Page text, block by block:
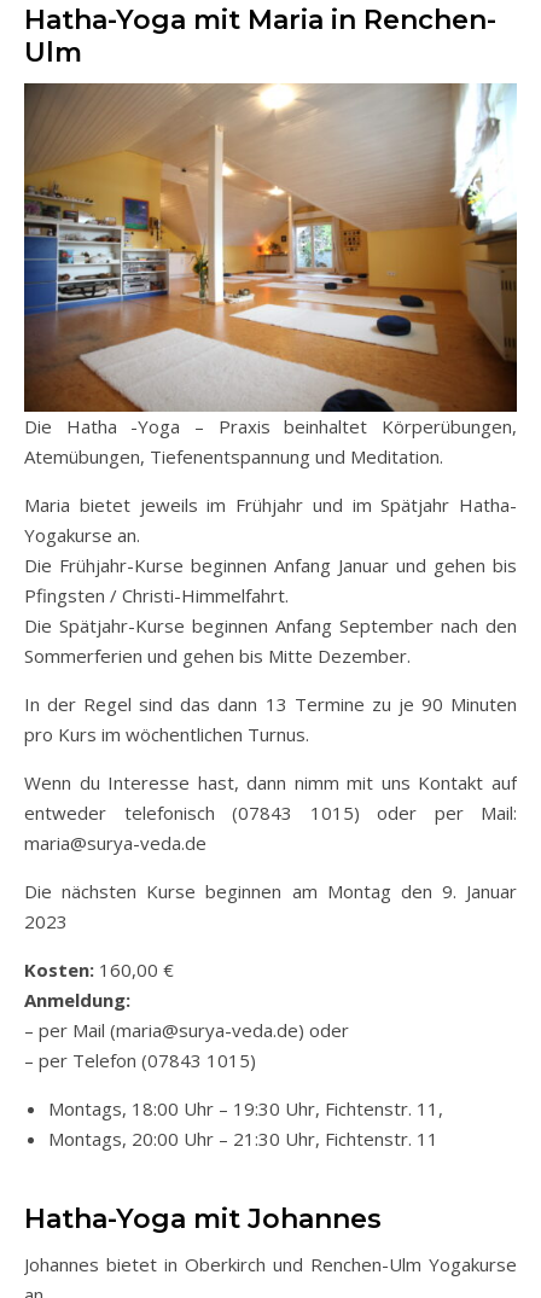
Hatha-Yoga mit Maria in Renchen-
Ulm
Die Hatha -Yoga – Praxis beinhaltet Körperübungen,
Atemübungen, Tiefenentspannung und Meditation.
Maria bietet jeweils im Frühjahr und im Spätjahr Hatha-
Yogakurse an.
Die Frühjahr-Kurse beginnen Anfang Januar und gehen bis
Pfingsten / Christi-Himmelfahrt.
Die Spätjahr-Kurse beginnen Anfang September nach den
Sommerferien und gehen bis Mitte Dezember.
In der Regel sind das dann 13 Termine zu je 90 Minuten
pro Kurs im wöchentlichen Turnus.
Wenn du Interesse hast, dann nimm mit uns Kontakt auf
entweder telefonisch (07843 1015) oder per Mail:
maria@surya-veda.de
Die nächsten Kurse beginnen am Montag den 9. Januar
2023
Kosten: 160,00 €
Anmeldung:
– per Mail (maria@surya-veda.de) oder
– per Telefon (07843 1015)
Montags, 18:00 Uhr – 19:30 Uhr, Fichtenstr. 11,
Montags, 20:00 Uhr – 21:30 Uhr, Fichtenstr. 11
Hatha-Yoga mit Johannes
Johannes bietet in Oberkirch und Renchen-Ulm Yogakurse